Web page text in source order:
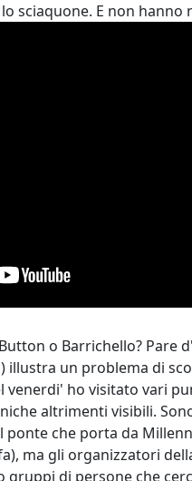
sciaquone. E non
o Barrichello?
un problema di
venerdi' ho visitato vari
altrimenti visibili.
che porta da
ma gli organizzatori
gruppi di persone che